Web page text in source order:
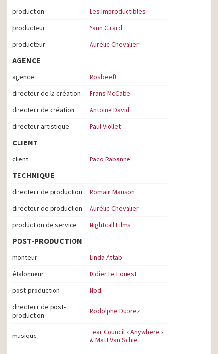
production
Les Improductibles
producteur
Yann Girard
producteur
Aurélie Chevalier
AGENCE
agence
Rosbeef!
directeur de la création
Frans McCabe
directeur de création
Antoine David
directeur artistique
Paul Viollet
CLIENT
client Paco Rabanne
TECHNIQUE
directeur de production
Romain Manson
directeur de production
Aurélie Chevalier
production de service
Nightcall Films
POST-PRODUCTION
monteur
Linda Attab
étalonneur
Didier Le Fouest
post-production
Nod
directeur de post-
production
Rodolphe Duprez
musique
Tear Council « Anywhere »
& Matt Van Schie